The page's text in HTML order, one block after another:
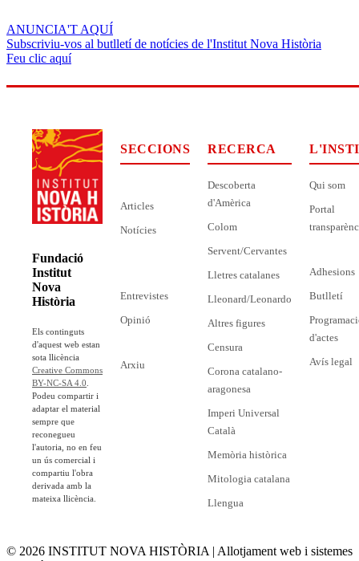
ANUNCIA'T AQUÍ
Subscriviu-vos al butlletí de notícies de l'Institut Nova Història
Feu clic aquí
Fundació
Institut
Nova
Història
Els continguts
d'aquest web estan
sota llicència
Creative Commons
BY-NC-SA 4.0
Podeu compartir i
adaptar el material
sempre que
reconegueu
l'autoria, no en feu
un ús comercial i
compartiu l'obra
derivada amb la
mateixa llicència.
SECCIONS
Articles
Notícies
Entrevistes
Opinió
Arxiu
RECERCA
Descoberta
d'Amèrica
Colom
Servent/Cervantes
Lletres catalanes
Lleonard/Leonardo
Altres figures
Censura
Corona catalano-
aragonesa
Imperi Universal
Català
Memòria històrica
Mitologia catalana
Llengua
Qui som
Portal
Adhesions
Butlletí
d'actes
Avís legal
© 2026 INSTITUT NOVA HISTÒRIA | Allotjament web i sistemes